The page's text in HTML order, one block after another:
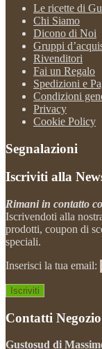
Le ricette di
Chi Siamo
Dicono di Noi
Gruppi
Rivenditori
Fai un Regalo
Spedizioni e
Condizioni
Privacy
Cookie Policy
Segnalazioni
Iscriviti alla
Rimani in contatto
Iscrivendoti alla
prodotti, coupon di
speciali.
Inserisci la tua email:
Contatti Negozio
Gustosud di